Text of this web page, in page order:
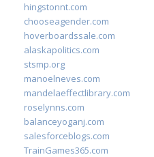
hingstonnt.com
chooseagender.com
hoverboardssale.com
alaskapolitics.com
stsmp.org
manoelneves.com
mandelaeffectlibrary.com
roselynns.com
balanceyoganj.com
salesforceblogs.com
TrainGames365.com